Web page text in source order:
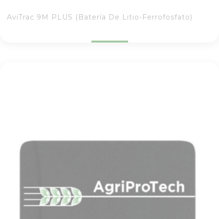
AviTrac 9M PLUS (Batería De Litio-Ferrofosfato)